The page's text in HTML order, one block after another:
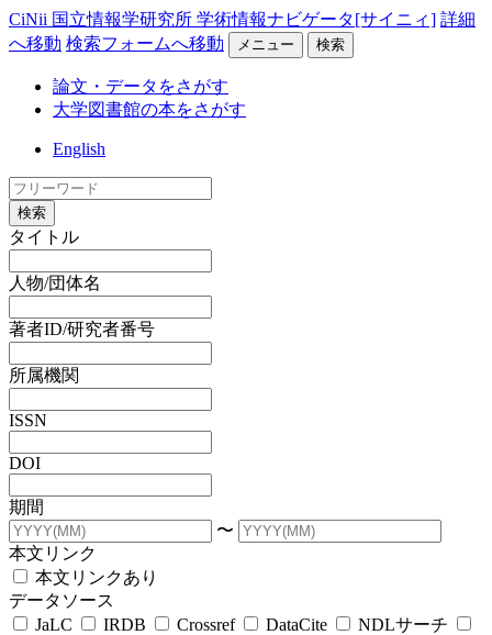
CiNii 国立情報学研究所 学術情報ナビゲータ[サイニィ] 詳細
へ移動 検索フォームへ移動 メニュー 検索
論文・データをさがす
大学図書館の本をさがす
English
検索
タイトル
人物/団体名
著者ID/研究者番号
所属機関
ISSN
DOI
期間
〜
本文リンク
本文リンクあり
データソース
JaLC
IRDB Crossref DataCite
NDLサーチ